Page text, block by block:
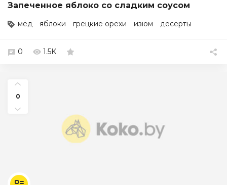
Запеченное яблоко со сладким соусом
мёд яблоки грецкие орехи изюм десерты
0 1.5K
0